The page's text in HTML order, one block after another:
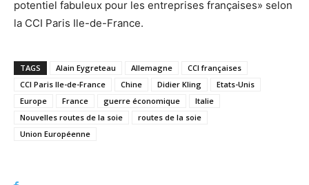
potentiel fabuleux pour les entreprises françaises» selon
la CCI Paris Ile-de-France.
TAGS Alain Eygreteau Allemagne
CCI françaises
CCI Paris Ile-de-France
Chine Didier Kling
Etats-Unis
Europe
France guerre économique
Italie
Nouvelles routes de la soie
routes de la soie
Union Européenne